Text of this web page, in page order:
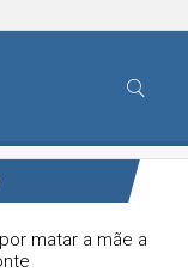
matar a mãe a